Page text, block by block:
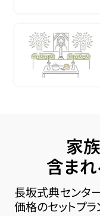
家
含ま
長坂式典センタ
価格のセットプ